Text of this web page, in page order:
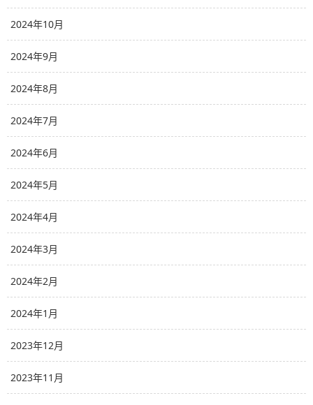
2024年10月
2024年9月
2024年8月
2024年7月
2024年6月
2024年5月
2024年4月
2024年3月
2024年2月
2024年1月
2023年12月
2023年11月